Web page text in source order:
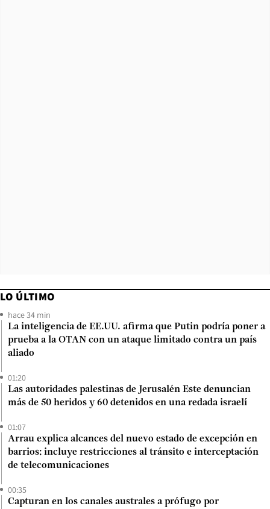
LO ÚLTIMO
hace 34 min
La inteligencia de EE.UU. afirma que Putin podría poner a
prueba a la OTAN con un ataque limitado contra un país
aliado
01:20
Las autoridades palestinas de Jerusalén Este denuncian
más de 50 heridos y 60 detenidos en una redada israelí
01:07
Arrau explica alcances del nuevo estado de excepción en
barrios: incluye restricciones al tránsito e interceptación
de telecomunicaciones
00:35
Capturan en los canales australes a prófugo por